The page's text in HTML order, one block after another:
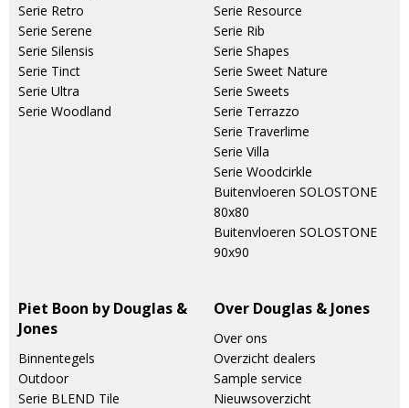
Serie Retro
Serie Serene
Serie Silensis
Serie Tinct
Serie Ultra
Serie Woodland
Serie Resource
Serie Rib
Serie Shapes
Serie Sweet Nature
Serie Sweets
Serie Terrazzo
Serie Traverlime
Serie Villa
Serie Woodcirkle
Buitenvloeren SOLOSTONE
80x80
Buitenvloeren SOLOSTONE
90x90
Piet Boon by Douglas &
Jones
Binnentegels
Outdoor
Serie BLEND Tile
Over Douglas & Jones
Over ons
Overzicht dealers
Sample service
Nieuwsoverzicht